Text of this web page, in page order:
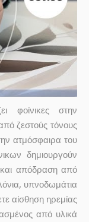
φοίνικες στην
ζεστούς τόνους
ατμόσφαιρα του
δημιουργούν
και απόδραση από
υπνοδωμάτια
αίσθηση ηρεμίας
από υλικά